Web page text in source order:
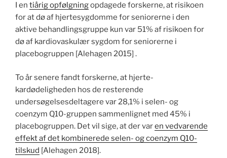
I en tiårig opfølgningopdagede forskerne, at risikoen
for at dø af hjertesygdomme for seniorerne i den
aktive behandlingsgruppe kun var 51% af risikoen for
dø af kardiovaskulær sygdom for seniorerne i
placebogruppen [Alehagen 2015] .
To år senere fandt forskerne, at hjerte-
kardødeligheden hos de resterende
undersøgelsesdeltagere var 28,1% i selen- og
coenzym Q10-gruppen sammenlignet med 45% i
placebogruppen. Det vil sige, at der varen vedvarende
effekt af det kombinerede selen- og coenzym Q10-
tilskud [Alehagen 2018].